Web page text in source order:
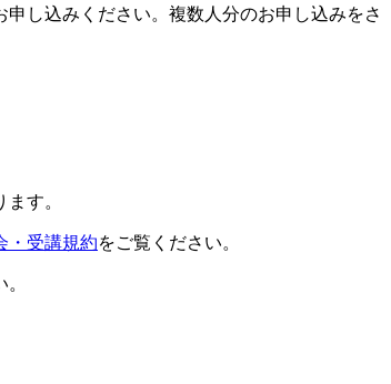
し込みください。複数人分のお申し込みをさ
す。
・受講規約をご覧ください。